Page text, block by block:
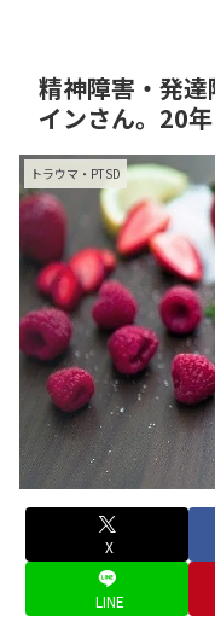
精神障害・発
インさん。20年
トラウマ・PTSD
X
LINE